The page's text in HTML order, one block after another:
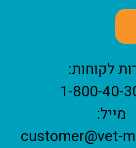
לקוחות:
1-800-40-
מייל:
customer@vet-